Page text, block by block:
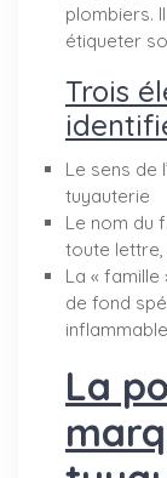
plombiers.
étiqueter
Trois
Le sens de
tuyauterie
Le nom du
toute lettre,
La « famille
de fond
La